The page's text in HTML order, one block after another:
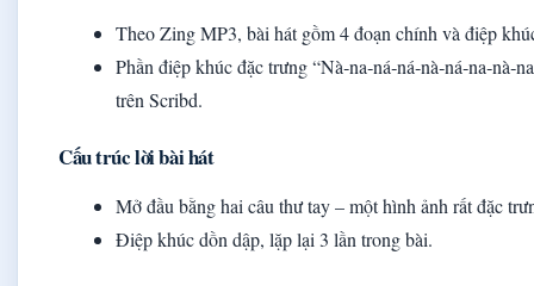
Theo Zing MP3, bài hát gồm 4 đoạn chính và điệp
Phần điệp khúc đặc trưng
trên Scribd.
Cấu trúc lời bài hát
Mở đầu bằng hai câu thư tay – một hình ảnh rất đặc
Điệp khúc dồn dập, lặp lại 3 lần trong bài.